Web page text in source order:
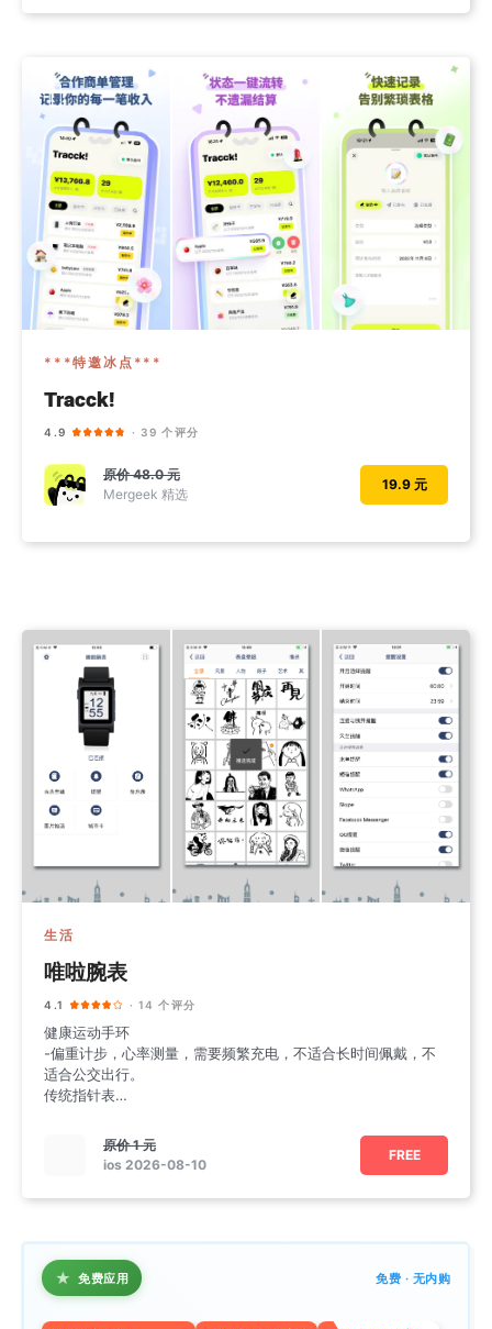
***特邀冰点***
Tracck!
4.9 · 39 个评分
原价48.0 元
Mergeek 精选
19.9 元
生活
唯啦腕表
4.1 · 14 个评分
健康运动手环
-偏重计步，心率测量，需要频繁充电，不适合长时间佩戴，不
适合公交出行。
传统指针表
唯啦城市智能腕表
原价1 元
ios 2026-08-10
FREE
★ 免费应用 免费 · 无内购